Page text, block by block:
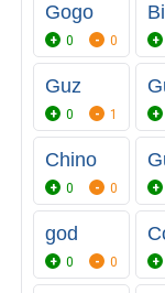
Gogo
0 0
Guz
0 1
Chino
0 0
god
0 0